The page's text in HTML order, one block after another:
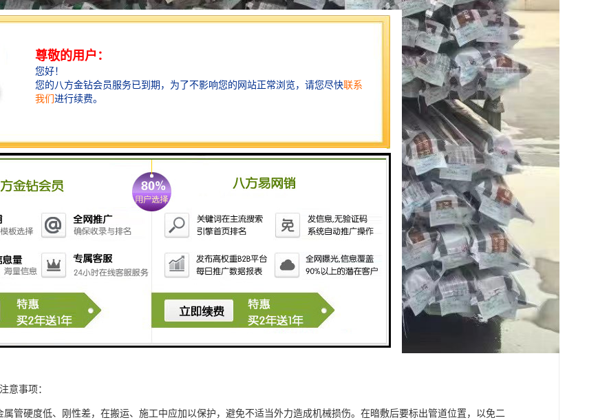
意事项：
属管硬度低、刚性差，在搬运、施工中应加以保护，避免不适当外力造成机械损伤。在暗敷后要标出管道位置，以免二